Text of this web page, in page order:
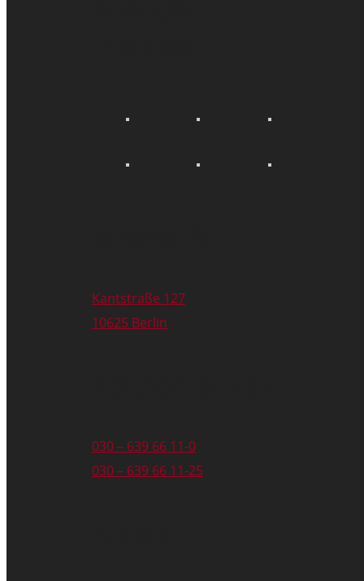
Kantstraße 127
10625 Berlin
030 – 639 66 11-0
030 – 639 66 11-25